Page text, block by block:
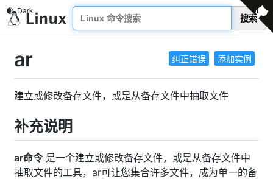
搜索
纠正错误 添加实例
ar
建立或修改备存文件，或是从备存文件中抽取文件
补充说明
ar命令是一个建立或修改备存文件，或是从备存文件中
抽取文件的工具，ar可让您集合许多文件，成为单一的备